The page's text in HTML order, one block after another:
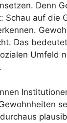
Denn
Schau auf die
Das
Umfeld